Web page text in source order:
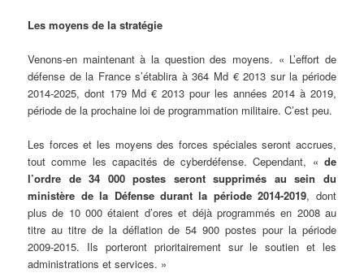
Les moyens de la stratégie
Venons-en maintenant à la question des moyens. « L’effort de
défense de la France s’établira à 364 Md € 2013 sur la période
2014-2025, dont 179 Md € 2013 pour les années 2014 à 2019,
période de la prochaine loi de programmation militaire. C’est peu.
Les forces et les moyens des forces spéciales seront accrues,
tout comme les capacités de cyberdéfense. Cependant, « de
l’ordre de 34 000 postes seront supprimés au sein du
ministère de la Défense durant la période 2014-2019, dont
plus de 10 000 étaient d’ores et déjà programmés en 2008 au
titre au titre de la déflation de 54 900 postes pour la période
2009-2015. Ils porteront prioritairement sur le soutien et les
administrations et services. »